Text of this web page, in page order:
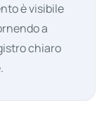
è visibile
a
chiaro